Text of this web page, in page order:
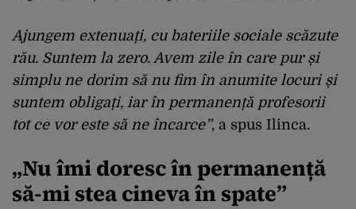
Ajungem extenuați, cu bateriile sociale scăzute
rău. Suntem la zero. Avem zile în care pur și
simplu ne dorim să nu fim în anumite locuri și
suntem obligați, iar în permanență profesorii
tot ce vor este să ne încarce”, a spus Ilinca.
„Nu îmi doresc în permanență
să-mi stea cineva în spate”